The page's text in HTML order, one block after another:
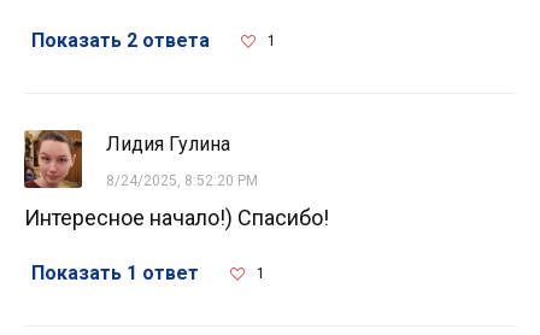
Показать 2 ответа 1
Лидия Гулина
8/24/2025, 8:52:20 PM
Интересное начало!) Спасибо!
Показать 1 ответ 1